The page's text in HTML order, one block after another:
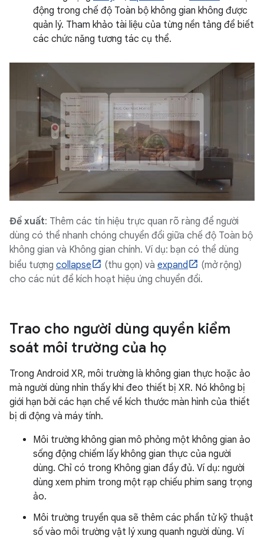
động trong chế độ Toàn bộ không gian không được
quản lý. Tham khảo tài liệu của từng nền tảng để biết
các chức năng tương tác cụ thể.
Đề xuất: Thêm các tín hiệu trực quan rõ ràng để người
dùng có thể nhanh chóng chuyển đổi giữa chế độ Toàn bộ
không gian và Không gian chính. Ví dụ: bạn có thể dùng
biểu tượng collapse (thu gọn) và expand
(mở rộng)
cho các nút để kích hoạt hiệu ứng chuyển đổi.
Trao cho người dùng quyền kiểm
soát môi trường của họ
Trong Android XR, môi trường là không gian thực hoặc ảo
mà người dùng nhìn thấy khi đeo thiết bị XR. Nó không bị
giới hạn bởi các hạn chế về kích thước màn hình của thiết
bị di động và máy tính.
Môi trường không gian mô phỏng một không gian ảo
sống động chiếm lấy không gian thực của người
dùng. Chỉ có trong Không gian đầy đủ. Ví dụ: người
dùng xem phim trong một rạp chiếu phim sang trọng
ảo.
Môi trường truyền qua sẽ thêm các phần tử kỹ thuật
số vào môi trường vật lý xung quanh người dùng. Ví